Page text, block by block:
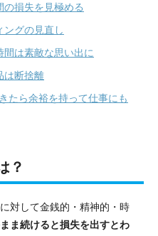
の損失を見極める
ングの見直し
間は素敵な思い出に
は断捨離
たら余裕を持って仕事にも
？
対して金銭的・精神的・時
ま続けると損失を出すとわ